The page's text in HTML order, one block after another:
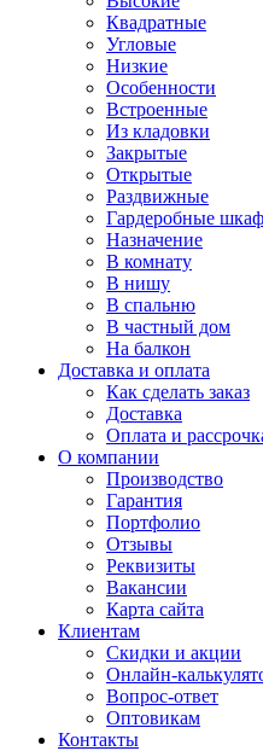
Квадратные
Угловые
Низкие
Особенности
Встроенные
Из кладовки
Закрытые
Открытые
Раздвижные
Гардеробные
Назначение
В комнату
В нишу
В спальню
В частный дом
На балкон
Доставка и оплата
Как сделать заказ
Доставка
Оплата и
О компании
Производство
Гарантия
Портфолио
Отзывы
Реквизиты
Вакансии
Карта сайта
Клиентам
Скидки и акции
Онлайн-
Вопрос-ответ
Оптовикам
Контакты